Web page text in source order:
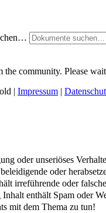
the community. Please
| Impressum |
oder unseriöses
oder
irreführende oder
Inhalt enthält Spam oder
mit dem Thema zu tun!